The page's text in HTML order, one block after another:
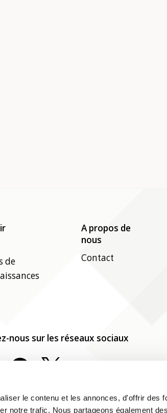
le contenu et les annonces, d'offrir des
notre trafic. Nous partageons également
de
A propos de
nous
Contact
nous sur les réseaux sociaux